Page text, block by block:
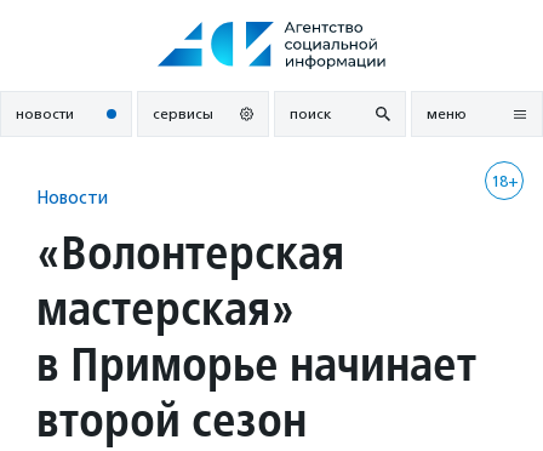
новости сервисы поиск меню
18+
Новости
«Волонтерская
мастерская»
в Приморье начинает
второй сезон